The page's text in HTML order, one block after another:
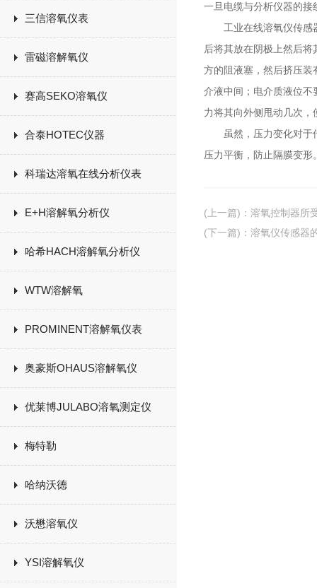
三信溶氧仪表
雷磁溶解氧仪
赛高SEKO溶氧仪
合泰HOTEC仪器
科瑞达溶氧在线分析仪表
E+H溶解氧分析仪
哈希HACH溶解氧分析仪
WTW溶解氧
PROMINENT溶解氧仪表
奥豪斯OHAUS溶解氧仪
优莱博JULABO溶氧测定仪
梅特勒
哈纳沃德
沃懋溶氧仪
YSI溶解氧仪
一旦电缆与分析仪器的
工业在线溶氧仪传感器
后将其放在阴极上然后
方的阻液塞，然后挤压
介液中间；电介质液位
力将其向外侧甩动几次
虽然，压力变化对于传
压力平衡，防止隔膜变形
(上一篇) ： 溶氧控制器所
(下一篇) ： 溶氧仪传感器